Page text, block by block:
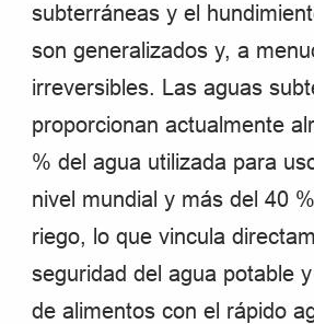
subterráneas y el
son generalizados y, a
irreversibles. Las aguas
proporcionan actualmente
% del agua utilizada para
nivel mundial y más del 40
riego, lo que vincula
seguridad del agua potable
de alimentos con el rápido